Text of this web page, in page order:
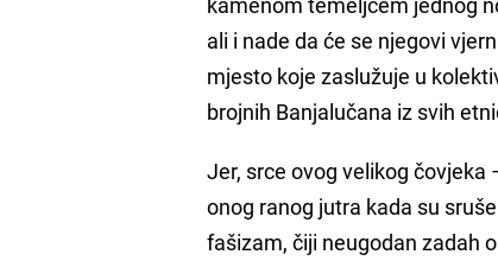
ali i nade da će se njegovi
mjesto koje zaslužuje u
brojnih Banjalučana iz svih
Jer, srce ovog velikog
onog ranog jutra kada su
fašizam, čiji neugodan zadah